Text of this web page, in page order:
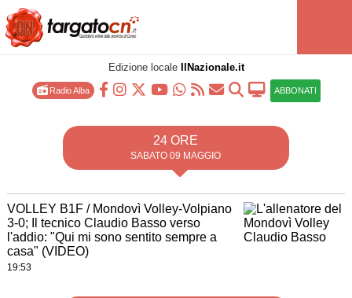
Edizione locale IlNazionale.it
Radio Alba ABBONATI
24 ORE
SABATO 09 MAGGIO
VOLLEY B1F / Mondovì Volley-Volpiano
3-0; Il tecnico Claudio Basso verso
l'addio: "Qui mi sono sentito sempre a
casa" (VIDEO)
19:53